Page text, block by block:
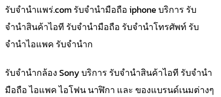
รับจํานําแพร่.com รับจำนำมือถือ iphone บริการ รับ
จำนำสินค้าไอที รับจำนำมือถือ รับจำนำโทรศัพท์ รับ
จำนำไอแพค รับจำนำก
รับจำนำกล้อง Sony บริการ รับจำนำสินค้าไอที รับจำนำ
มือถือ ไอแพค ไอโฟน นาฬิกา และ ของแบรนด์เนมต่างๆ